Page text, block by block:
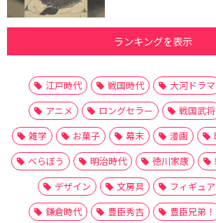
ランキングを表示
江戸時代 戦国時代 大河ドラマ
アニメ
ロングセラー 戦国武将
雑学
お菓子 幕末 漫画
べらぼう
明治時代 徳川家康
デザイン
文房具 フィギュア
鎌倉時代
豊臣秀吉 豊臣兄弟！